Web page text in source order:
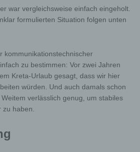
war vergleichsweise einfach eingeholt.
formulierten Situation folgen unten
kommunikationstechnischer
zu bestimmen: Vor zwei Jahren
Kreta-Urlaub gesagt, dass wir hier
würden. Und auch damals schon
verlässlich genug, um stabiles
haben.